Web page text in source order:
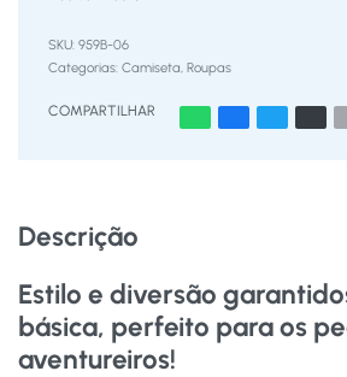
959B-06
Categorias: Camiseta, Roupas
COMPARTILHAR
Descrição
Estilo e diversão
básica, perfeito para os
aventureiros!